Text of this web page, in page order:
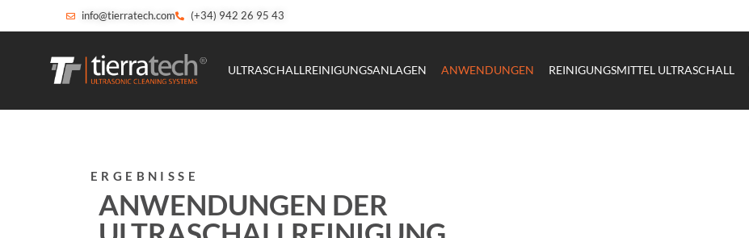
info@tierratech.com (+34) 942 26 95 43
ULTRASCHALLREINIGUNGSANLAGEN ANWENDUNGEN REINIGUNGSMITTEL ULTRASCHALL
ERGEBNISSE
ANWENDUNGEN DER